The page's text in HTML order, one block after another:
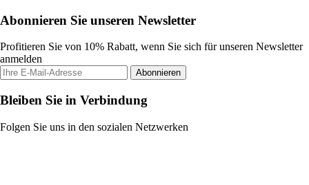
Abonnieren Sie unseren Newsletter
Profitieren Sie von 10% Rabatt, wenn Sie sich für unseren Newsletter
anmelden
Abonnieren
Bleiben Sie in Verbindung
Folgen Sie uns in den sozialen Netzwerken